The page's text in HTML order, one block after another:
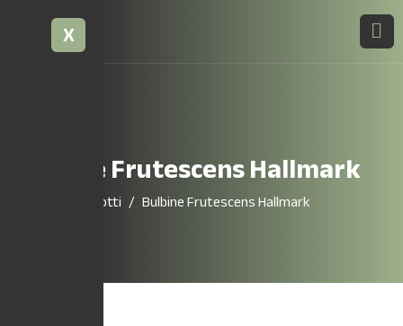
X
Bulbine Frutescens Hallmark
Prodotti Bulbine Frutescens Hallmark